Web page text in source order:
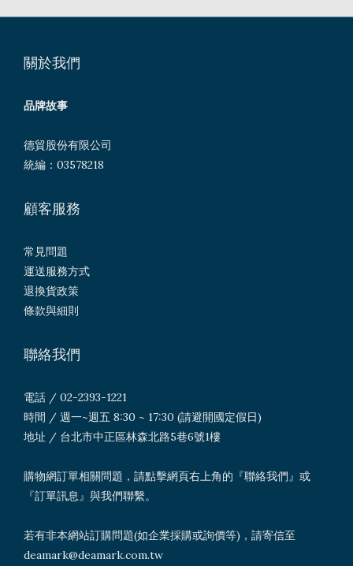
關於我們
品牌故事
德貿股份有限公司
統編：03578218
顧客服務
常見問題
運送服務方式
退換貨政策
條款與細則
聯絡我們
電話 / 02-2393-1221
時間 / 週一~週五 8:30 ~ 17:30 (請避開國定假日)
地址 / 台北市中正區林森北路5巷6號1樓
購物網訂單相關問題，請點擊網頁右上角的『聯絡我們』或
『訂單訊息』與我們聯繫。
若有非本網站訂購問題(如企業採購或詢價等)，請寄信至
deamark@deamark.com.tw